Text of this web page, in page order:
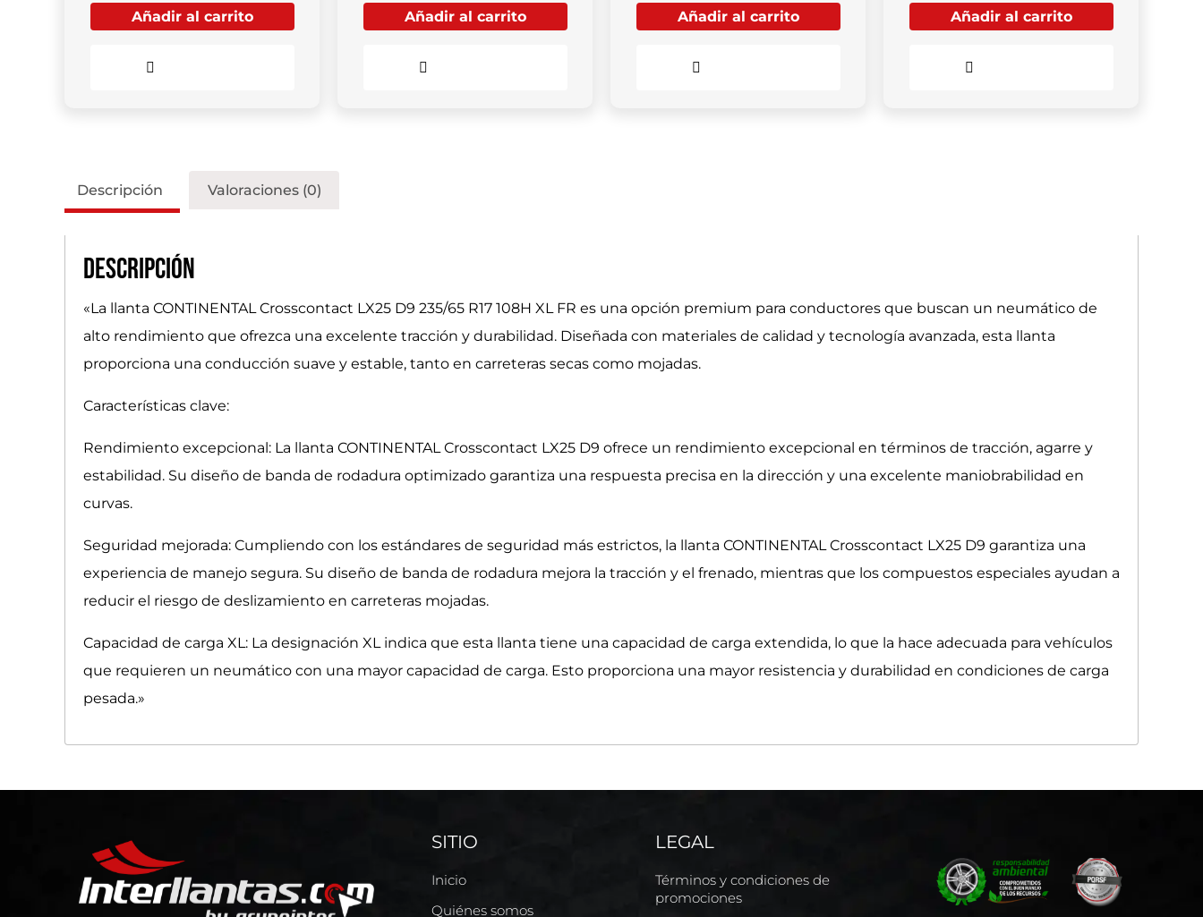
Añadir al carrito Añadir al carrito Añadir al carrito Añadir al carrito
Descripción Valoraciones (0)
Descripción
«La llanta CONTINENTAL Crosscontact LX25 D9 235/65 R17 108H XL FR es una opción premium para conductores que buscan un neumático de
alto rendimiento que ofrezca una excelente tracción y durabilidad. Diseñada con materiales de calidad y tecnología avanzada, esta llanta
proporciona una conducción suave y estable, tanto en carreteras secas como mojadas.
Características clave:
Rendimiento excepcional: La llanta CONTINENTAL Crosscontact LX25 D9 ofrece un rendimiento excepcional en términos de tracción, agarre y
estabilidad. Su diseño de banda de rodadura optimizado garantiza una respuesta precisa en la dirección y una excelente maniobrabilidad en
curvas.
Seguridad mejorada: Cumpliendo con los estándares de seguridad más estrictos, la llanta CONTINENTAL Crosscontact LX25 D9 garantiza una
experiencia de manejo segura. Su diseño de banda de rodadura mejora la tracción y el frenado, mientras que los compuestos especiales ayudan a
reducir el riesgo de deslizamiento en carreteras mojadas.
Capacidad de carga XL: La designación XL indica que esta llanta tiene una capacidad de carga extendida, lo que la hace adecuada para vehículos
que requieren un neumático con una mayor capacidad de carga. Esto proporciona una mayor resistencia y durabilidad en condiciones de carga
pesada.»
SITIO
Inicio
Quiénes somos
LEGAL
Términos y condiciones de
promociones